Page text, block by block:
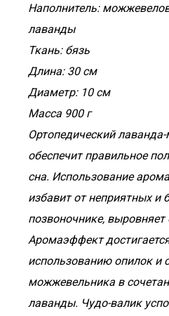
Наполнитель:
лаванды
Ткань: бязь
Длина: 30 см
Диаметр: 10 см
Масса 900 г
Ортопедический
обеспечит правильное
сна. Использование
избавит от неприятных
позвоночнике, выровняет
Аромаэффект
использованию опилок и
можжевельника в
лаванды. Чудо-валик